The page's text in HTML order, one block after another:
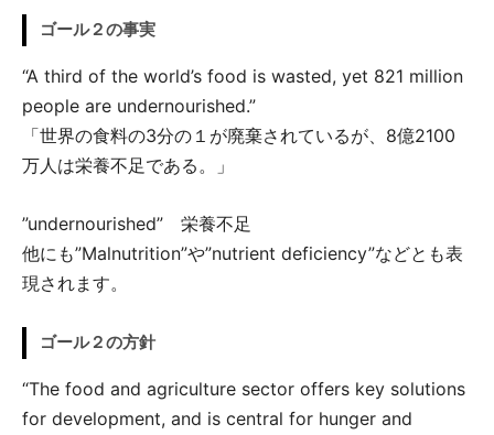
ゴール２の事実
“A third of the world’s food is wasted, yet 821 million
people are undernourished.”
「世界の食料の3分の１が廃棄されているが、8億2100
万人は栄養不足である。」
”undernourished” 栄養不足
他にも”Malnutrition”や”nutrient deficiency”などとも表
現されます。
ゴール２の方針
“The food and agriculture sector offers key solutions
for development, and is central for hunger and